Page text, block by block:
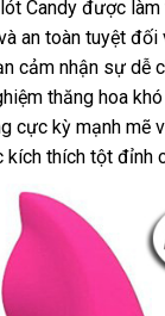
Candy được
an toàn tuyệt
cảm nhận sự dễ
thăng hoa
cực kỳ mạnh mẽ
kích thích tột đỉnh